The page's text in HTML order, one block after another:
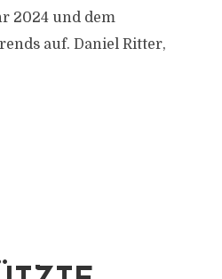
2024 und dem
auf. Daniel Ritter,